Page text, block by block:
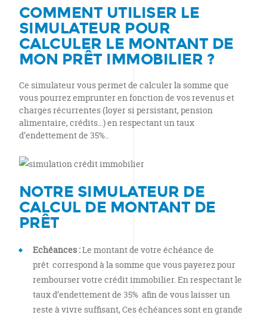
COMMENT UTILISER LE
SIMULATEUR POUR
CALCULER LE MONTANT DE
MON PRÊT IMMOBILIER ?
Ce simulateur vous permet de calculer la somme que
vous pourrez emprunter en fonction de vos revenus et
charges récurrentes (loyer si persistant, pension
alimentaire, crédits…) en respectant un taux
d’endettement de 35%..
NOTRE SIMULATEUR DE
CALCUL DE MONTANT DE
PRÊT
Echéances :Le montant de votre échéance de
prêt correspond à la somme que vous payerez pour
rembourser votre crédit immobilier. En respectant le
taux d’endettement de 35% afin de vous laisser un
reste à vivre suffisant, Ces échéances sont en grande